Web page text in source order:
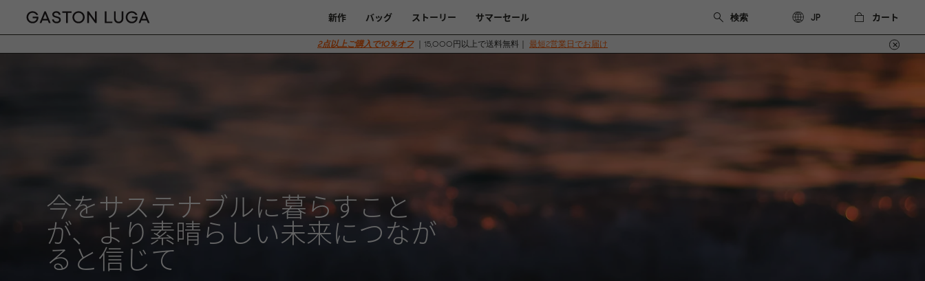
新作 バッグ ストーリー サマーセール JP カート
2点以上ご購入で10％オフ ｜15,000円以上で送料無料｜ 最短2営業日でお届け
今をサステナブルに暮らすこと
が、より素晴らしい未来につなが
ると信じて